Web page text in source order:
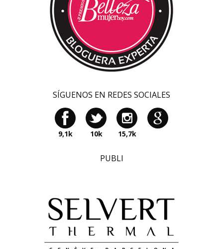
SÍGUENOS EN REDES SOCIALES
9,1k 10k 15,7k
PUBLI